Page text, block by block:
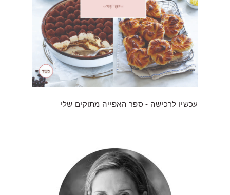
עכשיו לרכישה - ספר האפייה מתוקים שלי